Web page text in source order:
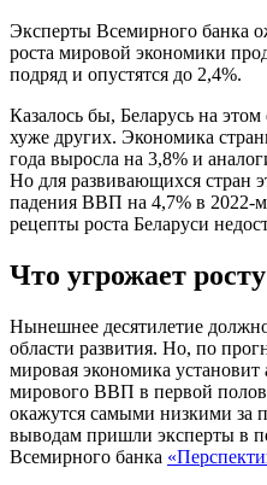
Эксперты Всемирного банка
роста мировой экономики
подряд и опустятся до 2,4%.
Казалось бы, Беларусь на
хуже других. Экономика
года выросла на 3,8% и
Но для развивающихся стран
падения ВВП на 4,7% в 2022-
рецепты роста Беларуси
Что угрожает росту
Нынешнее десятилетие
области развития. Но, по
мировая экономика
мирового ВВП в первой
окажутся самыми низкими за
выводам пришли эксперты в
Всемирного банка